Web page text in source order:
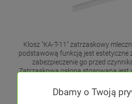
Klosz "KA-T-11" zatrzaskowy
podstawową funkcją jest estetyczne
zabezpieczenie go przed
Zatrzaskowa osłona stosowana jest
(np. w meblach). Klosz montowany
Dbamy o Twoją